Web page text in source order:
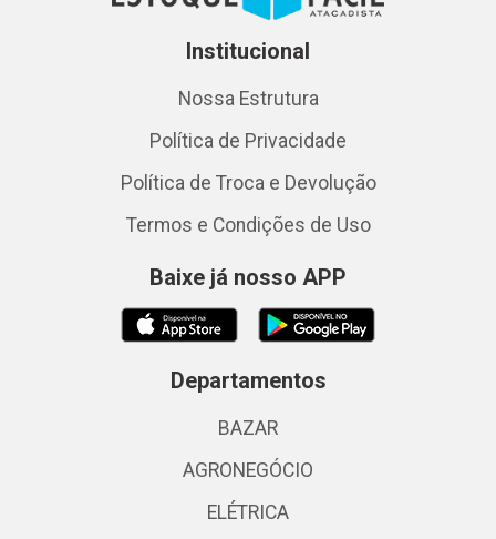
Institucional
Nossa Estrutura
Política de Privacidade
Política de Troca e Devolução
Termos e Condições de Uso
Baixe já nosso APP
Departamentos
BAZAR
AGRONEGÓCIO
ELÉTRICA